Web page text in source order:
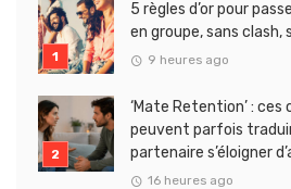
5 règles d’or pour
en groupe, sans clash,
9 heures ago
‘Mate Retention’ :
peuvent parfois
partenaire s’éloigner
16 heures ago